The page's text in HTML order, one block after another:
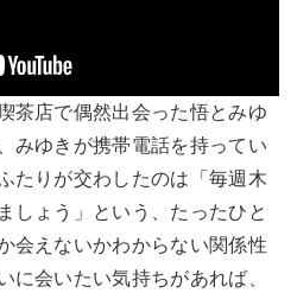
茶店で偶然出会った悟とみゆ
みゆきが携帯電話を持ってい
たりが交わしたのは「毎週木
しょう」という、たったひと
会えないかわからない関係性
に会いたい気持ちがあれば、